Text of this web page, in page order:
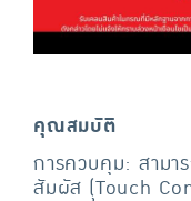
คุณสมบัติ
การควบคุม: สามา
สัมผัส (Touch